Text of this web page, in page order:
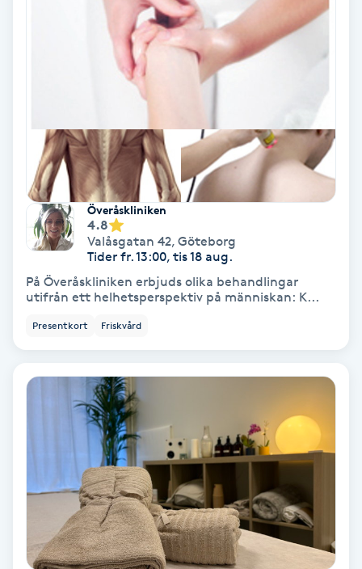
Svensk massage
Tuina-massage
Taktil massage
Tandblekning
Tandläkare
Tatuering
Torr hårbotten
Överåskliniken
4.8
Valåsgatan 42, Göteborg
Tider fr. 13:00, tis 18 aug.
På Överåskliniken erbjuds olika behandlingar
utifrån ett helhetsperspektiv på människan: K...
Presentkort Friskvård